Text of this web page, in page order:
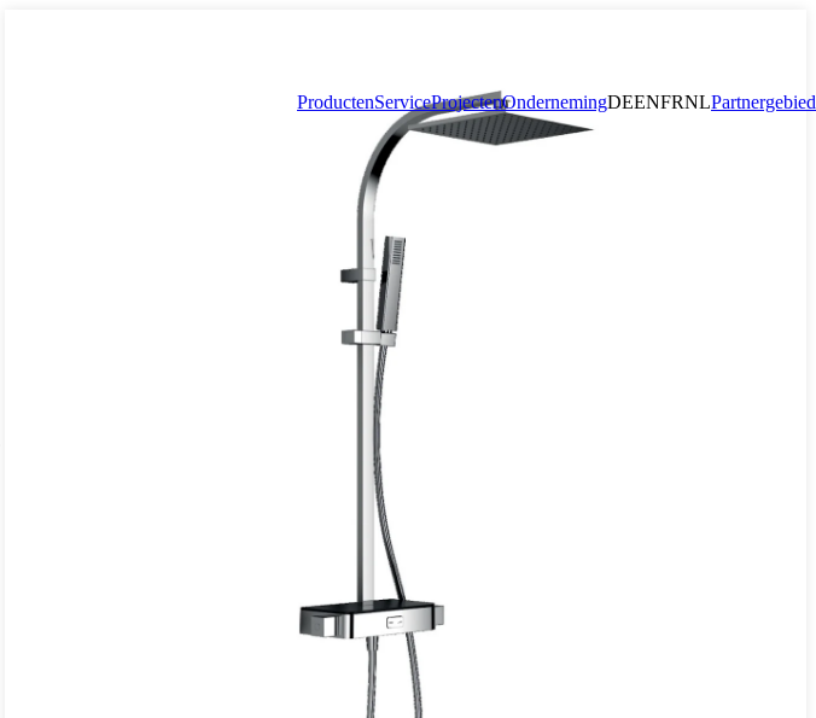
ProductenServiceProjectenOndernemingDEENFRNLPartnergebied